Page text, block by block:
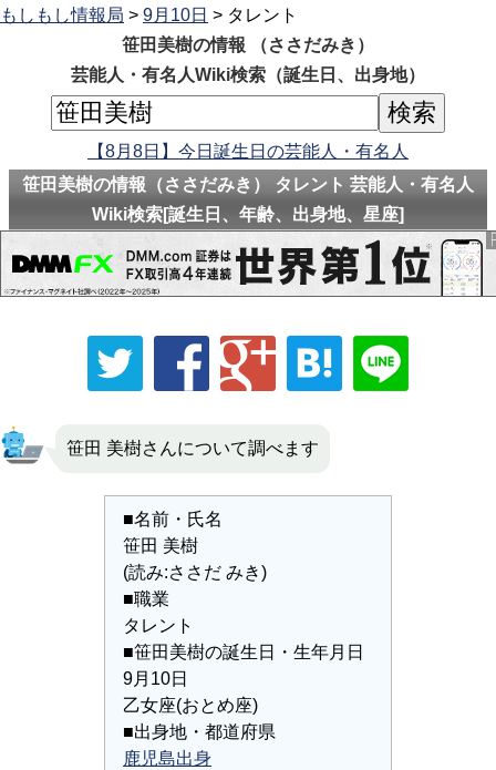
もしもし情報局 > 9月10日 > タレント
笹田美樹の情報 （ささだみき）
芸能人・有名人Wiki検索（誕生日、出身地）
【8月8日】今日誕生日の芸能人・有名人
笹田美樹の情報（ささだみき） タレント 芸能人・有名人
Wiki検索[誕生日、年齢、出身地、星座]
笹田 美樹さんについて調べます
■名前・氏名
笹田 美樹
(読み:ささだ みき)
■職業
タレント
■笹田美樹の誕生日・生年月日
9月10日
乙女座(おとめ座)
■出身地・都道府県
鹿児島出身